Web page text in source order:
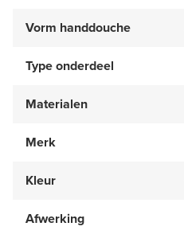
Vorm handdouche
Type onderdeel
Materialen
Merk
Kleur
Afwerking